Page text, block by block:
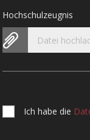
Hochschulzeugnis
Datei
Ich habe die